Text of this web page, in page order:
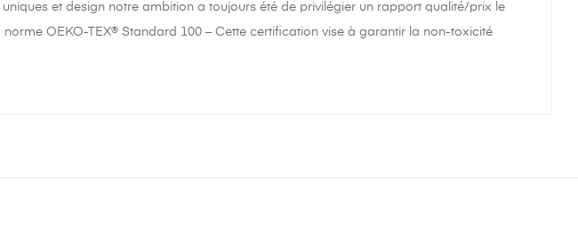
et design notre ambition a toujours été de privilégier un rapport qualité/prix le
OEKO-TEX® Standard 100 – Cette certification vise à garantir la non-toxicité